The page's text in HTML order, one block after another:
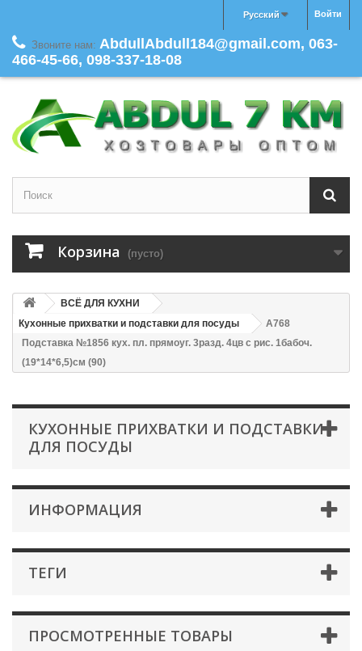
Войти
Русский
Звоните нам: AbdullAbdull184@gmail.com, 063-
466-45-66, 098-337-18-08
Корзина (пусто)
ВСЁ ДЛЯ КУХНИ
Кухонные прихватки и подставки для посуды
A768
Подставка №1856 кух. пл. прямоуг. 3разд. 4цв с рис. 1бабоч.
(19*14*6,5)см (90)
КУХОННЫЕ ПРИХВАТКИ И ПОДСТАВКИ
ДЛЯ ПОСУДЫ
ИНФОРМАЦИЯ
ТЕГИ
ПРОСМОТРЕННЫЕ ТОВАРЫ